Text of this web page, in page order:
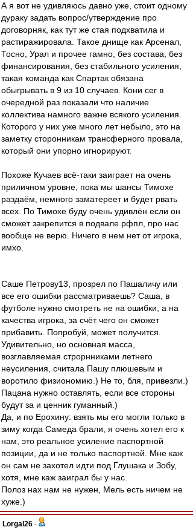
А я вот не удивляюсь давно уже, стоит одному
дураку задать вопрос/утверждение про
договорняк, как тут же стая подхватила и
растиражировала. Такое днище как Арсенал,
Тосно, Урал и прочее гамно, без состава, без
финансирования, без стабильного усиления,
такая команда как Спартак обязана
обыгрывать в 9 из 10 случаев. Кони сег в
очередной раз показали что наличие
коллектива намного важне всякого усиления.
Которого у них уже много лет небыло, это на
заметку сторонникам трансферного провала,
который они упорно игнорируют.
Похоже Кучаев всё-таки заиграет на очень
приличном уровне, пока мы шансы Тимохе
раздаём, немного заматереет и будет рвать
всех. По Тимохе буду очень удивлён если он
сможет закрепится в подвале рфпл, про нас
вообще не верю. Ничего в нем нет от игрока,
имхо.
Саше Петрову13, прозрел по Пашаличу или
все его ошибки рассматриваешь? Саша, в
футболе нужно смотреть не на ошибки, а на
качества игрока, за счёт чего он сможет
прибавить. Попробуй, может получится.
Удивительно, но основная масса,
возглавляемая строрнниками летнего
неусиления, считала Пашу плюшевым и
воротило физиономию.) Не то, бля, привезли.)
Пацана нужно оставлять, если все стороны
будут за и ценник гуманный.)
Да, и по Ерохину: взять мы его могли только в
зиму когда Самеда брали, я очень хотел его к
нам, это реальное усиление паспортной
позиции, да и не только паспортной. Мне каж
он сам не захотел идти под Глушака и Зобу,
хотя, мне каж заиграл бы у нас.
Полоз нах нам не нужен, Мель есть ничем не
хуже.)
Lorgal26 -